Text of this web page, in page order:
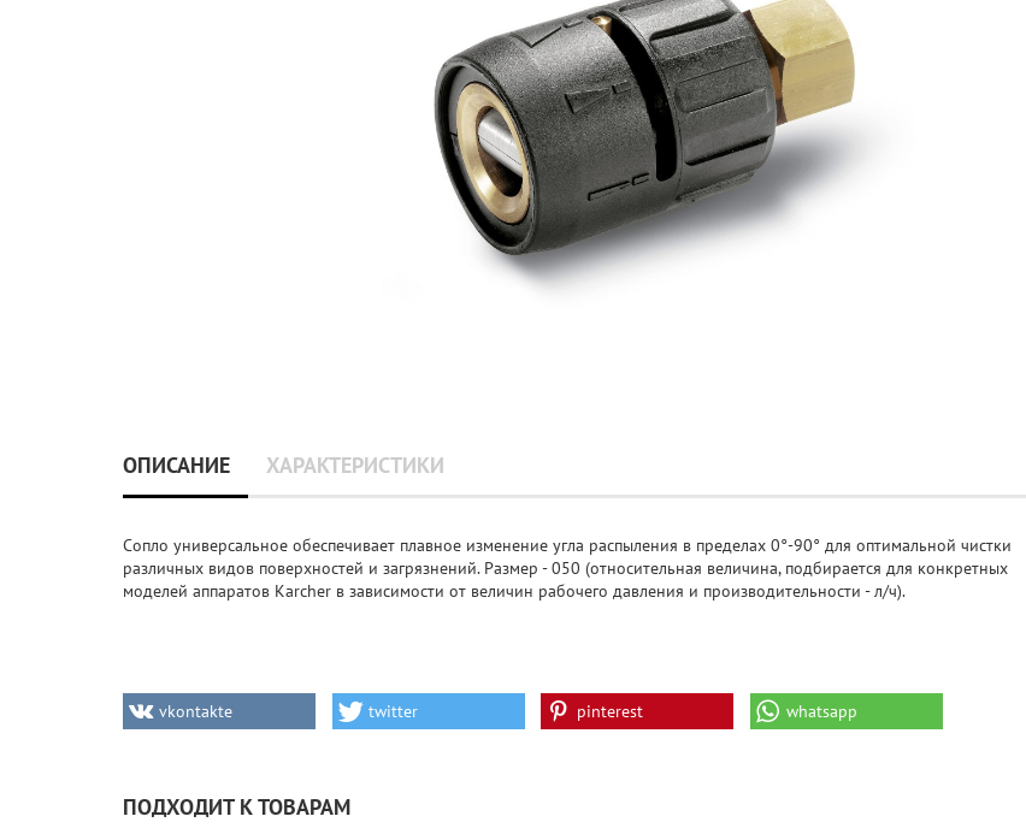
ОПИСАНИЕ ХАРАКТЕРИСТИКИ
Сопло универсальное обеспечивает плавное изменение угла распыления в пределах 0°-90° для оптимальной чистки
различных видов поверхностей и загрязнений. Размер - 050 (относительная величина, подбирается для конкретных
моделей аппаратов Karcher в зависимости от величин рабочего давления и производительности - л/ч).
vkontakte twitter pinterest whatsapp
ПОДХОДИТ К ТОВАРАМ